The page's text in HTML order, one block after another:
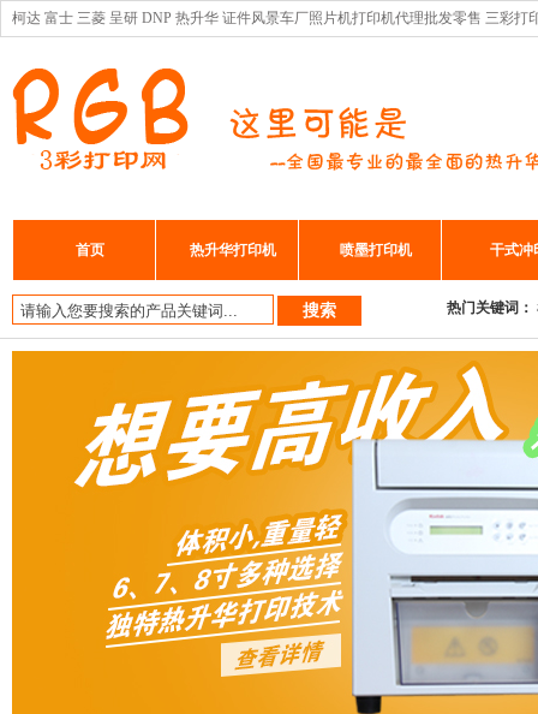
柯达 富士 三菱 呈研 DNP 热升华 证件风景车厂照片机打印机代理批发零售 三彩打
首页 热升华打印机 喷墨打印机 干式冲
搜索 热门关键词：